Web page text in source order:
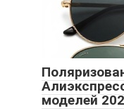
моделей